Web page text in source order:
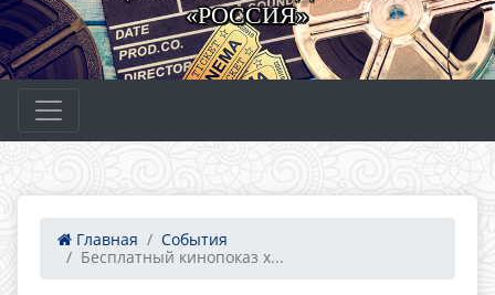
«РОССИЯ»
Главная
События
Бесплатный кинопоказ х...